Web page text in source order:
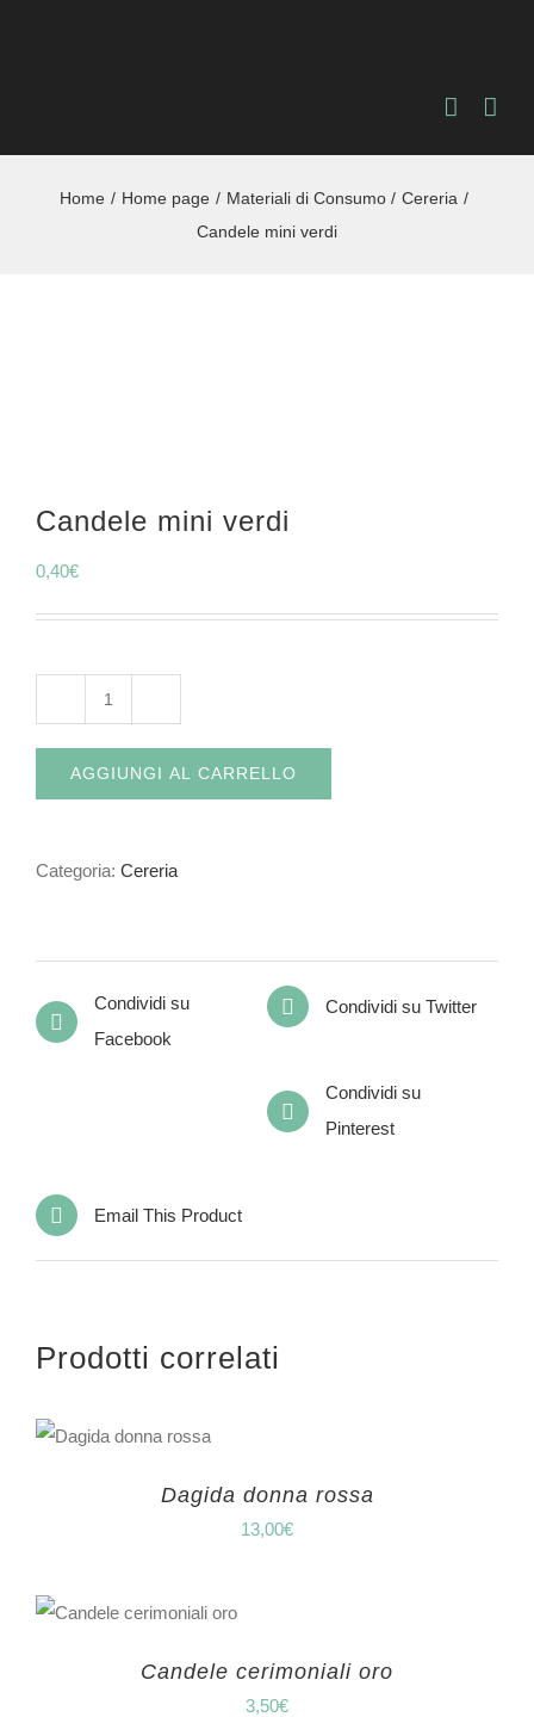
Home Home page Materiali di Consumo
Cereria
Candele mini verdi
Candele mini verdi
0,40€
mini
AGGIUNGI AL CARRELLO
Categoria: Cereria
Condividi su
Facebook
Condividi su Twitter
Condividi su
Pinterest
Email This Product
Prodotti correlati
CARRELLO
Dagida donna rossa
13,00€
CARRELLO
Candele cerimoniali oro
3,50€